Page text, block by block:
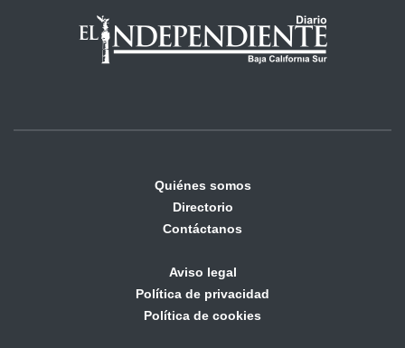
Quiénes somos
Directorio
Contáctanos
Aviso legal
Política de privacidad
Política de cookies